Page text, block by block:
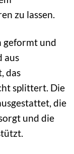
zu lassen.
geformt und
aus
das
splittert. Die
die
und die